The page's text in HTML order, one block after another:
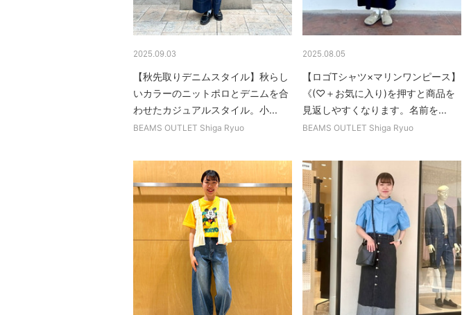
2025.09.03
【秋先取りデニムスタイル】秋らし
いカラーのニットポロとデニムを合
わせたカジュアルスタイル。小...
BEAMS OUTLET Shiga Ryuo
2025.08.05
【ロゴTシャツ×マリンワンピース】
《(♡＋お気に入り)を押すと商品を
見返しやすくなります。名前を...
BEAMS OUTLET Shiga Ryuo